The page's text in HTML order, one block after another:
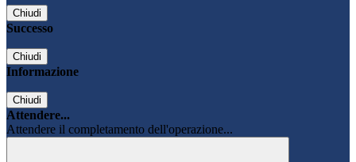
Chiudi
Successo
Chiudi
Informazione
Chiudi
Attendere...
Attendere il completamento dell'operazione...